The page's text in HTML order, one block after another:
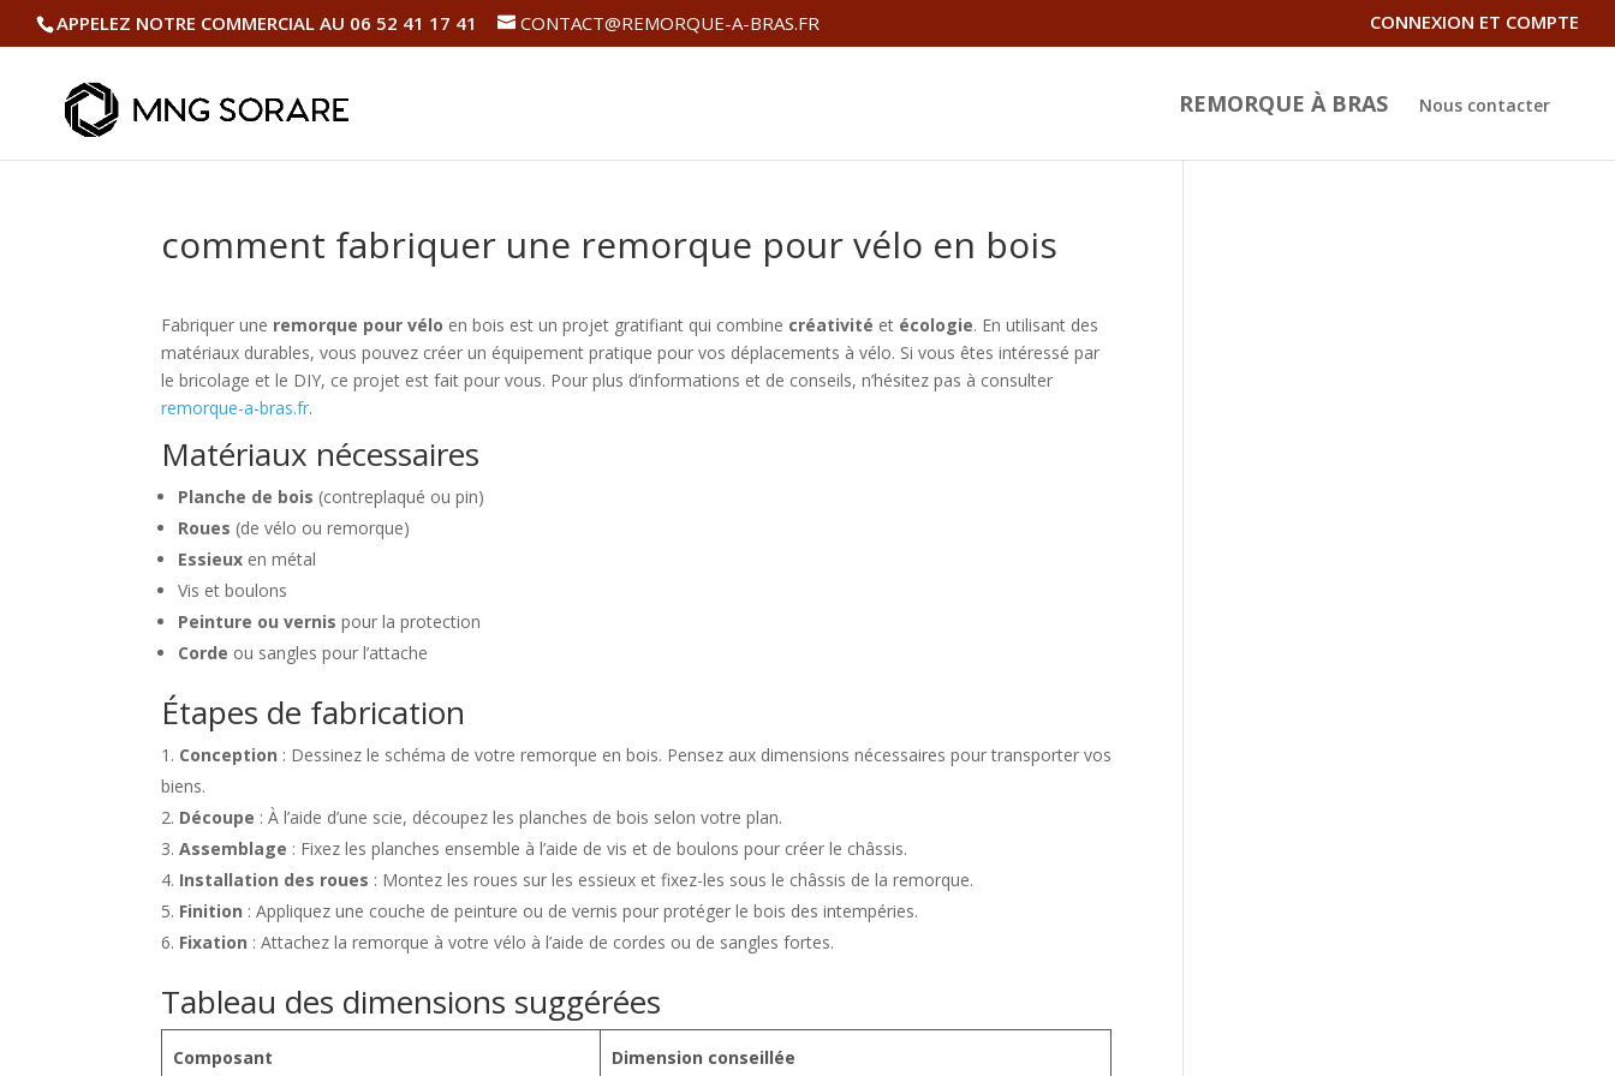
APPELEZ NOTRE COMMERCIAL AU 06 52 41 17 41 CONTACT@REMORQUE-A-BRAS.FR CONNEXION ET COMPTE
REMORQUE À BRAS Nous contacter
comment fabriquer une remorque pour vélo en bois
Fabriquer une remorque pour vélo en bois est un projet gratifiant qui combine créativité et écologie. En utilisant des
matériaux durables, vous pouvez créer un équipement pratique pour vos déplacements à vélo. Si vous êtes intéressé par
le bricolage et le DIY, ce projet est fait pour vous. Pour plus d’informations et de conseils, n’hésitez pas à consulter
remorque-a-bras.fr.
Matériaux nécessaires
Planche de bois (contreplaqué ou pin)
Roues (de vélo ou remorque)
Essieux en métal
Vis et boulons
Peinture ou vernis pour la protection
Corde ou sangles pour l’attache
Étapes de fabrication
Conception : Dessinez le schéma de votre remorque en bois. Pensez aux dimensions nécessaires pour transporter vos
biens.
Découpe : À l’aide d’une scie, découpez les planches de bois selon votre plan.
Assemblage : Fixez les planches ensemble à l’aide de vis et de boulons pour créer le châssis.
Installation des roues : Montez les roues sur les essieux et fixez-les sous le châssis de la remorque.
Finition : Appliquez une couche de peinture ou de vernis pour protéger le bois des intempéries.
Fixation : Attachez la remorque à votre vélo à l’aide de cordes ou de sangles fortes.
Tableau des dimensions suggérées
Composant Dimension conseillée